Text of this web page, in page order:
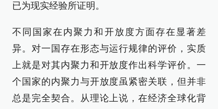
已为现实经验所证明。
不同国家在内聚力和开放度方面存在显著差
异。对一国存在形态与运行规律的评价，实质
上就是对其内聚力和开放度作出科学评价。一
个国家的内聚力与开放度虽紧密关联，但并非
总是完全契合。从理论上说，在经济全球化背